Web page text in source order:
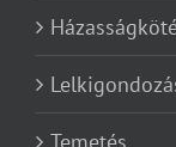
Temetés